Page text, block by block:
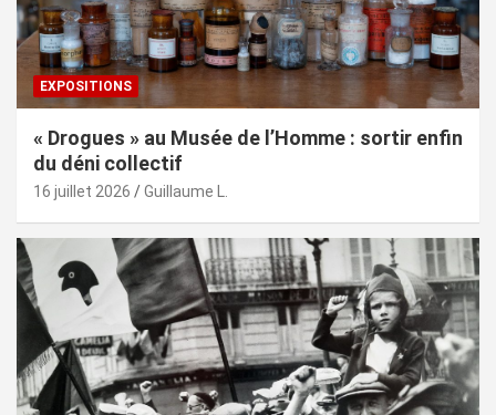
EXPOSITIONS
« Drogues » au Musée de l’Homme : sortir enfin
du déni collectif
16 juillet 2026 Guillaume L.